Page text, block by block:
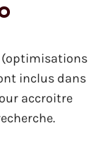
(optimisations
inclus dans
accroitre